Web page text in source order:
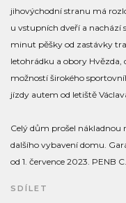
jihovýchodní stranu má
u vstupních dveří a nachází
minut pěšky od zastávky
letohrádku a obory Hvězda,
možností širokého
jízdy autem od letiště
Celý dům prošel nákladnou
dalšího vybavení domu.
od 1. července 2023. PENB C.
SDÍLET